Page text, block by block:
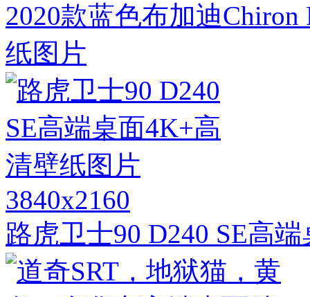
2020款蓝色布加迪
纸图片
3840x2160
路虎卫士90 D240 SE高